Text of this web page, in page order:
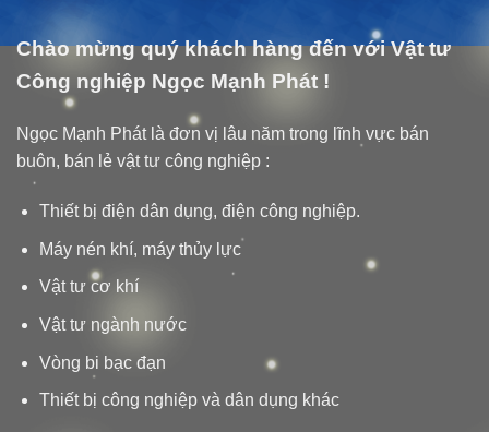
Chào mừng quý khách hàng đến với Vật tư
Công nghiệp Ngọc Mạnh Phát !
Ngọc Mạnh Phát là đơn vị lâu năm trong lĩnh vực bán
buôn, bán lẻ vật tư công nghiệp :
Thiết bị điện dân dụng, điện công nghiệp.
Máy nén khí, máy thủy lực
Vật tư cơ khí
Vật tư ngành nước
Vòng bi bạc đạn
Thiết bị công nghiệp và dân dụng khác